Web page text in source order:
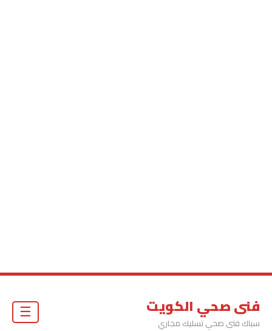
فنى صحي الكويت
سباك فنى صحي تسليك مجاري